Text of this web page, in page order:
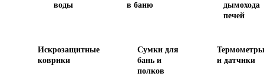
воды
в баню
дымохода
печей
Искрозащитные
коврики
Сумки для
бань и
полков
Термометры
и датчики